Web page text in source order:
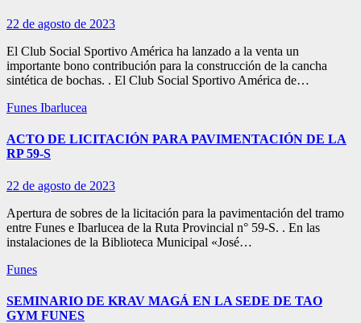
22 de agosto de 2023
El Club Social Sportivo América ha lanzado a la venta un
importante bono contribución para la construcción de la cancha
sintética de bochas. . El Club Social Sportivo América de…
Funes Ibarlucea
ACTO DE LICITACIÓN PARA PAVIMENTACIÓN DE LA
RP 59-S
22 de agosto de 2023
Apertura de sobres de la licitación para la pavimentación del tramo
entre Funes e Ibarlucea de la Ruta Provincial n° 59-S. . En las
instalaciones de la Biblioteca Municipal «José…
Funes
SEMINARIO DE KRAV MAGÁ EN LA SEDE DE TAO
GYM FUNES